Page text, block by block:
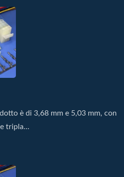
è di 3,68 mm e 5,03 mm, con
tripla...